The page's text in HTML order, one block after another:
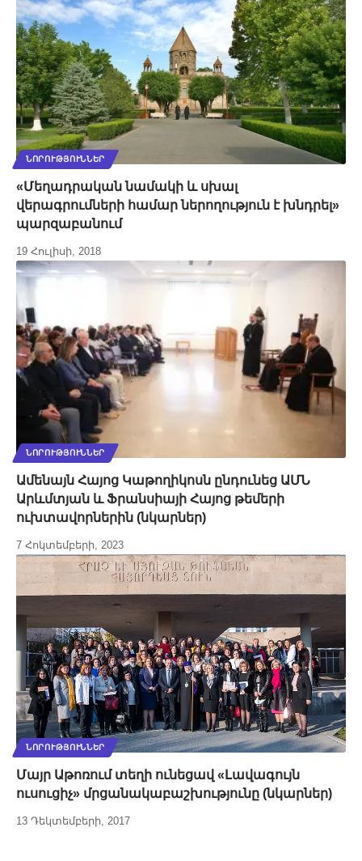
ՆՈՐՈՒԹՅՈՒՆՆԵՐ
«Մեղադրական նամակի և սխալ
վերագրումների համար ներողություն է խնդրել»
պարզաբանում
19 Հուլիսի, 2018
ՆՈՐՈՒԹՅՈՒՆՆԵՐ
Ամենայն Հայոց Կաթողիկոսն ընդունեց ԱՄՆ
Արևմտյան և Ֆրանսիայի Հայոց թեմերի
ուխտավորներին (նկարներ)
7 Հոկտեմբերի, 2023
ՆՈՐՈՒԹՅՈՒՆՆԵՐ
Մայր Աթոռում տեղի ունեցավ «Լավագույն
ուսուցիչ» մրցանակաբաշխությունը (նկարներ)
13 Դեկտեմբերի, 2017